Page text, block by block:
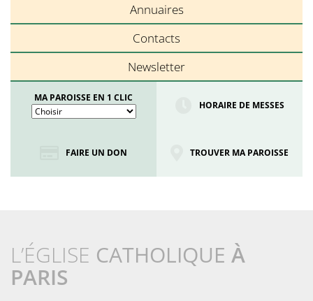
Annuaires
Contacts
Newsletter
MA PAROISSE EN 1 CLIC
HORAIRE DE MESSES
FAIRE UN DON TROUVER MA PAROISSE
L’ÉGLISE CATHOLIQUE À
PARIS